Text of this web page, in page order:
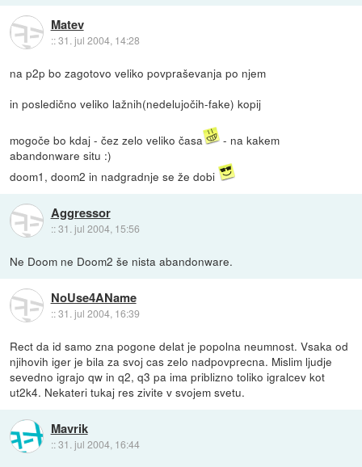
Matev
::31. jul 2004, 14:28
na p2p bo zagotovo veliko povpraševanja po njem
in posledično veliko lažnih(nedelujočih-fake) kopij
mogoče bo kdaj - čez zelo veliko časa
- na kakem
abandonware situ :)
doom1, doom2 in nadgradnje se že dobi
Aggressor
::31. jul 2004, 15:56
Ne Doom ne Doom2 še nista abandonware.
NoUse4AName
::31. jul 2004, 16:39
Rect da id samo zna pogone delat je popolna neumnost. Vsaka od
njihovih iger je bila za svoj cas zelo nadpovprecna. Mislim ljudje
sevedno igrajo qw in q2, q3 pa ima priblizno toliko igralcev kot
ut2k4. Nekateri tukaj res zivite v svojem svetu.
Mavrik
::31. jul 2004, 16:44